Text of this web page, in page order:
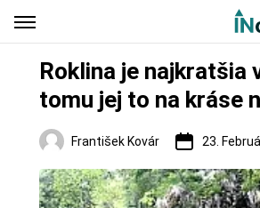
Roklina je najkratšia
tomu jej to na kráse
František Kovár 23.
Regióny